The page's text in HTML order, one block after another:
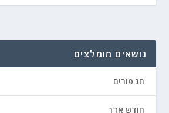
נושאים מומלצים
חג פורים
חודש אדר